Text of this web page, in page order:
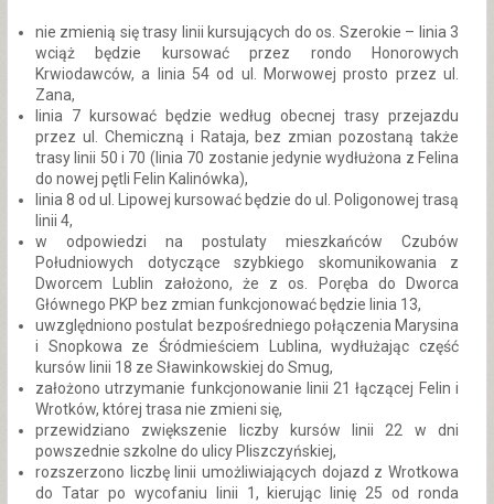
nie zmienią się trasy linii kursujących do os. Szerokie – linia 3
wciąż będzie kursować przez rondo Honorowych
Krwiodawców, a linia 54 od ul. Morwowej prosto przez ul.
Zana,
linia 7 kursować będzie według obecnej trasy przejazdu
przez ul. Chemiczną i Rataja, bez zmian pozostaną także
trasy linii 50 i 70 (linia 70 zostanie jedynie wydłużona z Felina
do nowej pętli Felin Kalinówka),
linia 8 od ul. Lipowej kursować będzie do ul. Poligonowej trasą
linii 4,
w odpowiedzi na postulaty mieszkańców Czubów
Południowych dotyczące szybkiego skomunikowania z
Dworcem Lublin założono, że z os. Poręba do Dworca
Głównego PKP bez zmian funkcjonować będzie linia 13,
uwzględniono postulat bezpośredniego połączenia Marysina
i Snopkowa ze Śródmieściem Lublina, wydłużając część
kursów linii 18 ze Sławinkowskiej do Smug,
założono utrzymanie funkcjonowanie linii 21 łączącej Felin i
Wrotków, której trasa nie zmieni się,
przewidziano zwiększenie liczby kursów linii 22 w dni
powszednie szkolne do ulicy Pliszczyńskiej,
rozszerzono liczbę linii umożliwiających dojazd z Wrotkowa
do Tatar po wycofaniu linii 1, kierując linię 25 od ronda